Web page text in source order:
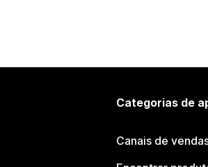
Categorias de
Canais de